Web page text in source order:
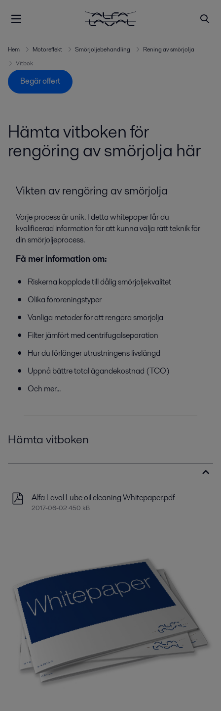
Hem Motoreffekt Smörjoljebehandling
Rening av smörjolja
Vitbok
Begär offert
Hämta vitboken för
rengöring av smörjolja här
Vikten av rengöring av smörjolja
Varje process är unik. I detta whitepaper får du
kvalificerad information för att kunna välja rätt teknik för
din smörjoljeprocess.
Få mer information om:
Riskerna kopplade till dålig smörjoljekvalitet
Olika föroreningstyper
Vanliga metoder för att rengöra smörjolja
Filter jämfört med centrifugalseparation
Hur du förlänger utrustningens livslängd
Uppnå bättre total ägandekostnad (TCO)
Och mer...
Hämta vitboken
Alfa Laval Lube oil cleaning Whitepaper.pdf
2017-06-02 450 kB